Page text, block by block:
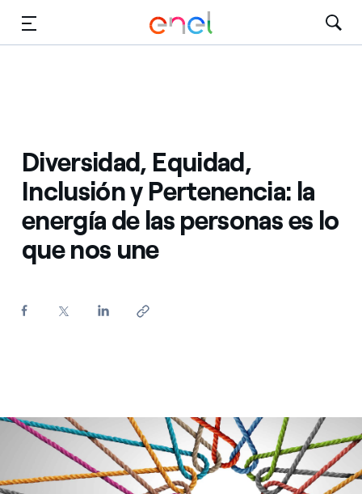
Diversidad, Equidad,
Inclusión y Pertenencia: la
energía de las personas es lo
que nos une